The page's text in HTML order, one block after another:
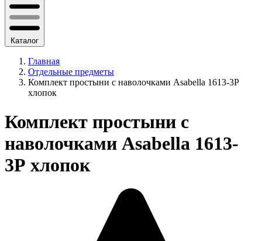
Каталог
Главная
Отдельные предметы
Комплект простыни с наволочками Asabella 1613-3Р
хлопок
Комплект простыни с
наволочками Asabella 1613-
3Р хлопок